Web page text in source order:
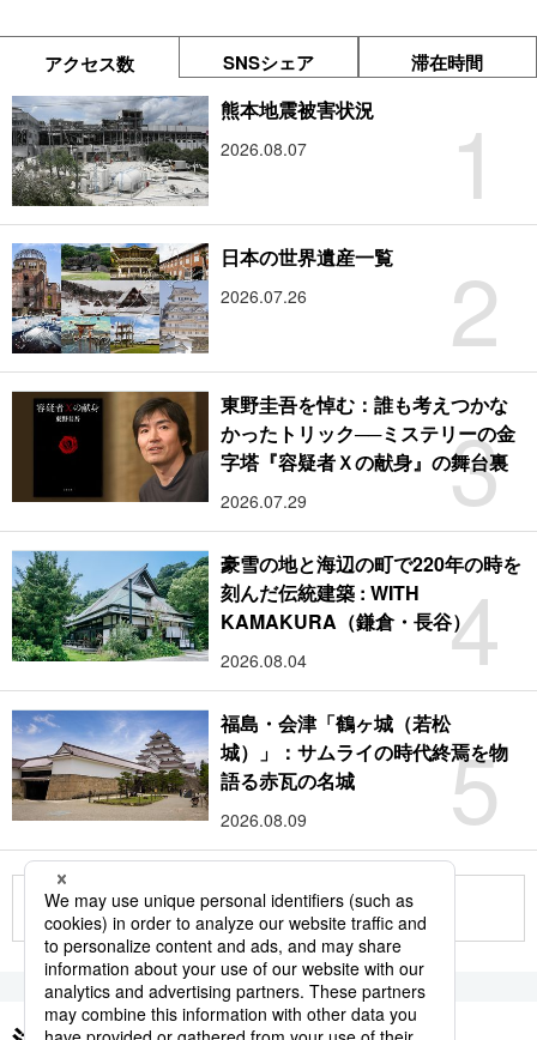
アクセス数 SNSシェア 滞在時間
1
熊本地震被害状況
2026.08.07
2
日本の世界遺産一覧
2026.07.26
3
東野圭吾を悼む：誰も考えつかな
かったトリック──ミステリーの金
字塔『容疑者Ｘの献身』の舞台裏
2026.07.29
4
豪雪の地と海辺の町で220年の時を
刻んだ伝統建築 : WITH
KAMAKURA（鎌倉・長谷）
2026.08.04
5
福島・会津「鶴ヶ城（若松
城）」：サムライの時代終焉を物
語る赤瓦の名城
2026.08.09
もっと見る